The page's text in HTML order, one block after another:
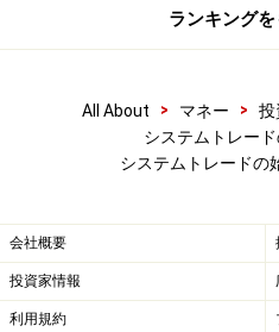
ランキング
All About > マネー > 投
システムトレー
システムトレード
会社概要
投資家情報
利用規約